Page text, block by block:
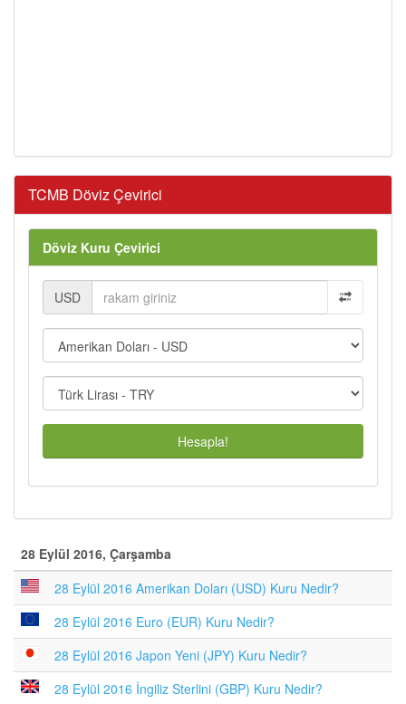
TCMB Döviz Çevirici
Döviz Kuru Çevirici
USD
Hesapla!
28 Eylül 2016, Çarşamba
28 Eylül 2016 Amerikan Doları (USD) Kuru Nedir?
28 Eylül 2016 Euro (EUR) Kuru Nedir?
28 Eylül 2016 Japon Yeni (JPY) Kuru Nedir?
28 Eylül 2016 İngiliz Sterlini (GBP) Kuru Nedir?